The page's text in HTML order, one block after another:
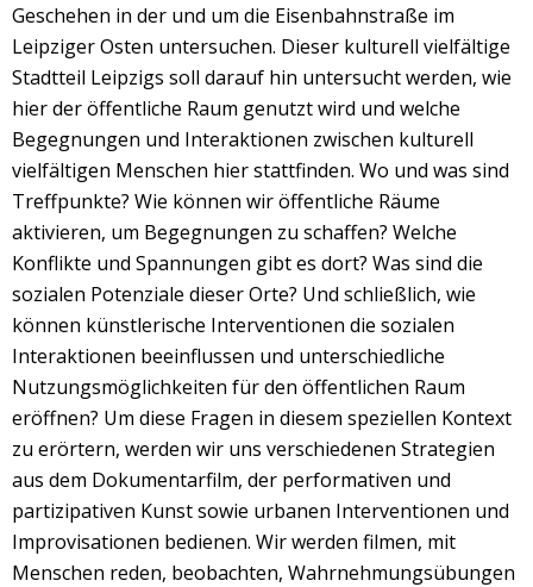
Geschehen in der und um die Eisenbahnstraße im
Leipziger Osten untersuchen. Dieser kulturell vielfältige
Stadtteil Leipzigs soll darauf hin untersucht werden, wie
hier der öffentliche Raum genutzt wird und welche
Begegnungen und Interaktionen zwischen kulturell
vielfältigen Menschen hier stattfinden. Wo und was sind
Treffpunkte? Wie können wir öffentliche Räume
aktivieren, um Begegnungen zu schaffen? Welche
Konflikte und Spannungen gibt es dort? Was sind die
sozialen Potenziale dieser Orte? Und schließlich, wie
können künstlerische Interventionen die sozialen
Interaktionen beeinflussen und unterschiedliche
Nutzungsmöglichkeiten für den öffentlichen Raum
eröffnen? Um diese Fragen in diesem speziellen Kontext
zu erörtern, werden wir uns verschiedenen Strategien
aus dem Dokumentarfilm, der performativen und
partizipativen Kunst sowie urbanen Interventionen und
Improvisationen bedienen. Wir werden filmen, mit
Menschen reden, beobachten, Wahrnehmungsübungen